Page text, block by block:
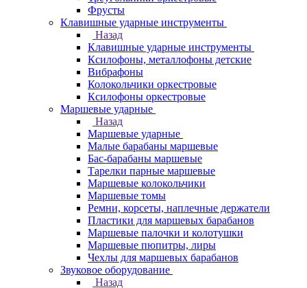
Фрусты
Клавишные ударные инструменты
Назад
Клавишные ударные инструменты
Ксилофоны, металлофоны детские
Вибрафоны
Колокольчики оркестровые
Ксилофоны оркестровые
Маршевые ударные
Назад
Маршевые ударные
Малые барабаны маршевые
Бас-барабаны маршевые
Тарелки парные маршевые
Маршевые колокольчики
Маршевые томы
Ремни, корсеты, наплечные держатели
Пластики для маршевых барабанов
Маршевые палочки и колотушки
Маршевые пюпитры, лиры
Чехлы для маршевых барабанов
Звуковое оборудование
Назад